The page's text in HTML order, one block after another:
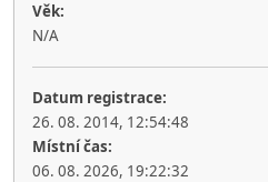
Věk:
N/A
Datum registrace:
26. 08. 2014, 12:54:48
Místní čas:
06. 08. 2026, 19:22:32